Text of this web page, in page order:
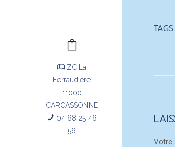
ZC La
Ferraudière
11000
CARCASSONNE
04 68 25 46
56
Votre